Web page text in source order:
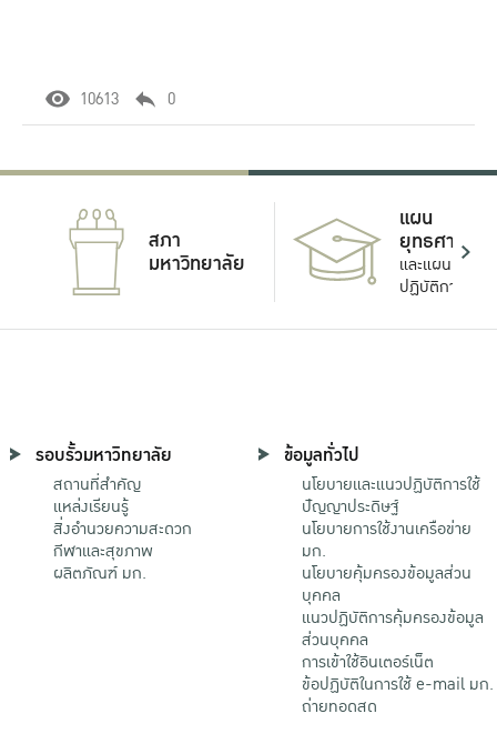
10613 0
สภา
มหาวิทยาลัย
แผน
ยุทธศาสตร์
และแผน
ปฏิบัติการ
รอบรั้วมหาวิทยาลัย
สถานที่สำคัญ
แหล่งเรียนรู้
สิ่งอำนวยความสะดวก
กีฬาและสุขภาพ
ผลิตภัณฑ์ มก.
ข้อมูลทั่วไป
นโยบายและแนวปฏิบัติการใช้
ปัญญาประดิษฐ์
นโยบายการใช้งานเครือข่าย
มก.
นโยบายคุ้มครองข้อมูลส่วน
บุคคล
แนวปฏิบัติการคุ้มครองข้อมูล
ส่วนบุคคล
การเข้าใช้อินเตอร์เน็ต
ข้อปฏิบัติในการใช้ e-mail มก.
ถ่ายทอดสด